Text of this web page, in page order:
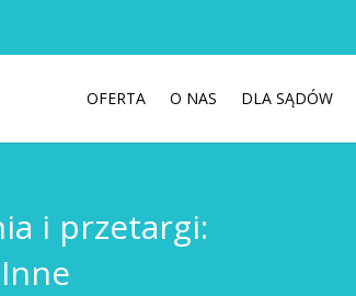
OFERTA O NAS DLA SĄDÓW
i przetargi:
Inne